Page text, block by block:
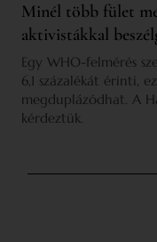
Minél több fület
aktivistákkal
Egy WHO-felmérés
6,1 százalékát érinti,
megduplázódhat. A
kérdeztük.